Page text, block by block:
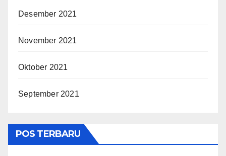
Desember 2021
November 2021
Oktober 2021
September 2021
POS TERBARU